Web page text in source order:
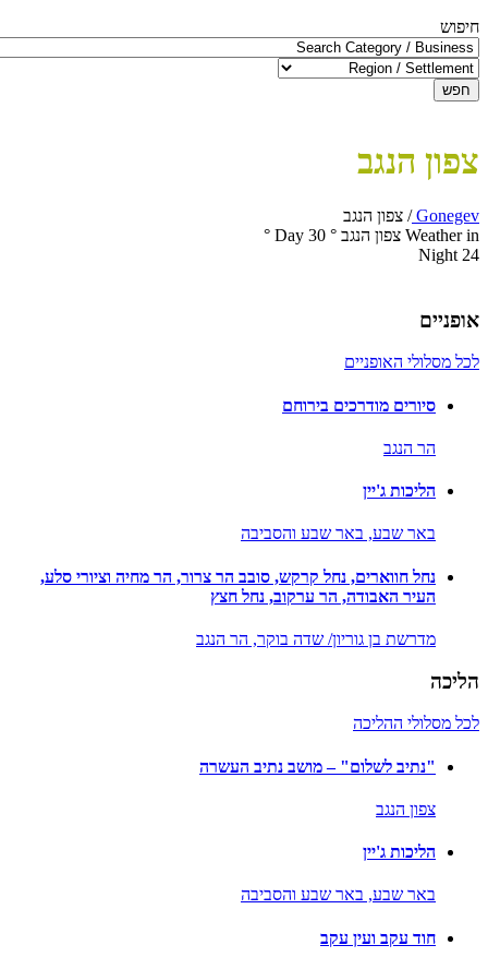
חיפוש
חפש
צפון הנגב
Gonegev
/ צפון הנגב
Weather in צפון הנגב
°
30
Day
°
24
Night
אופניים
לכל מסלולי האופניים
סיורים מודרכים בירוחם
הר הנגב
הליכות ג'יין
באר שבע, באר שבע והסביבה
נחל חווארים, נחל קרקש, סובב הר צרור, הר מחיה וציורי סלע,
העיר האבודה, הר ערקוב, נחל חצץ
מדרשת בן גוריון/ שדה בוקר, הר הנגב
הליכה
לכל מסלולי ההליכה
"נתיב לשלום" – מושב נתיב העשרה
צפון הנגב
הליכות ג'יין
באר שבע, באר שבע והסביבה
חוד עקב ועין עקב